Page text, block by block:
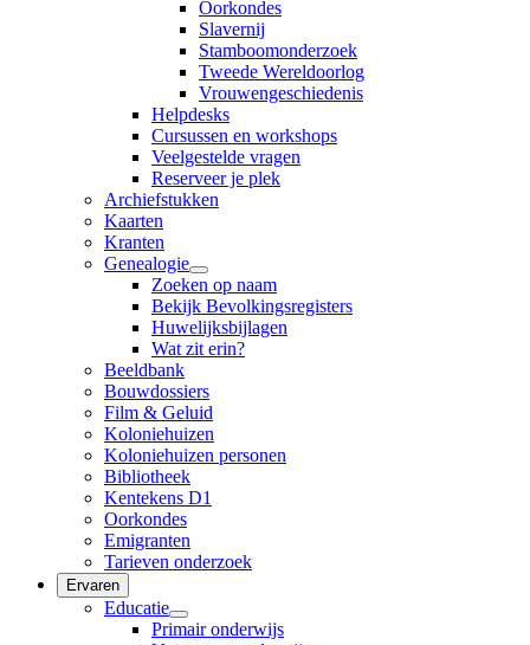
Oorkondes
Slavernij
Stamboomonderzoek
Tweede Wereldoorlog
Vrouwengeschiedenis
Helpdesks
Cursussen en workshops
Veelgestelde vragen
Reserveer je plek
Archiefstukken
Kaarten
Kranten
Genealogie
Zoeken op naam
Bekijk Bevolkingsregisters
Huwelijksbijlagen
Wat zit erin?
Beeldbank
Bouwdossiers
Film & Geluid
Koloniehuizen
Koloniehuizen personen
Bibliotheek
Kentekens D1
Oorkondes
Emigranten
Tarieven onderzoek
Ervaren
Educatie
Primair onderwijs